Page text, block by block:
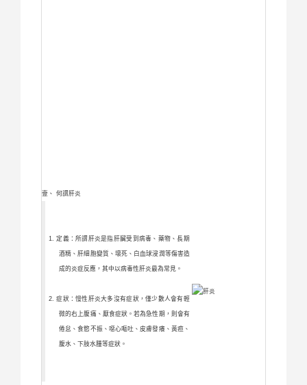
壹、 何謂肝炎
定義：所謂肝炎是指肝臟受到病毒、藥物、長期
酒精、肝細胞變質、壞死、白血球浸潤等傷害造
成的炎症反應，其中以病毒性肝炎最為常見。
症狀：慢性肝炎大多沒有症狀，僅少數人會有輕
微的右上腹痛、厭食症狀。若為急性期，則會有
倦怠、食慾不振、噁心嘔吐、皮膚發癢、黃疸、
腹水、下肢水腫等症狀。